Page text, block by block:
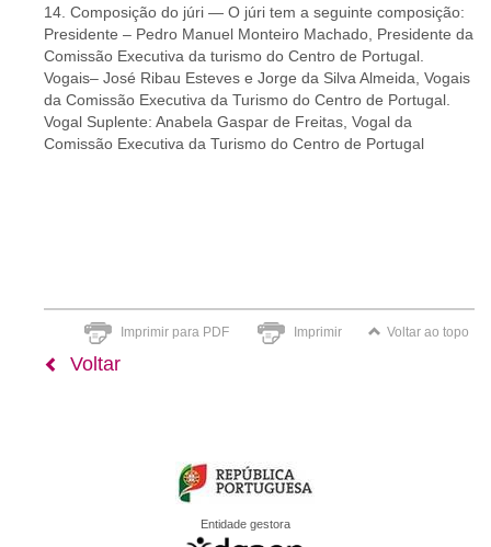
14. Composição do júri — O júri tem a seguinte composição:
Presidente – Pedro Manuel Monteiro Machado, Presidente da
Comissão Executiva da turismo do Centro de Portugal.
Vogais– José Ribau Esteves e Jorge da Silva Almeida, Vogais
da Comissão Executiva da Turismo do Centro de Portugal.
Vogal Suplente: Anabela Gaspar de Freitas, Vogal da
Comissão Executiva da Turismo do Centro de Portugal
Imprimir para PDF Imprimir Voltar ao topo
Voltar
Entidade gestora